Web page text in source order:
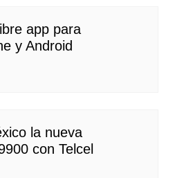
app para
y Android
la nueva
con Telcel